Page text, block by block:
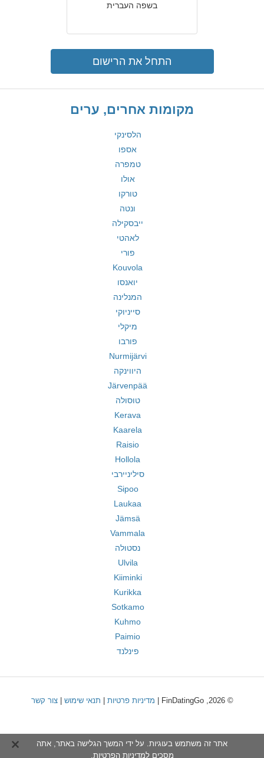
בשפה העברית
התחל את הרישום
מקומות אחרים, ערים
הלסינקי
אספו
טמפרה
אולו
טורקו
ונטה
ייבסקילה
לאהטי
פורי
Kouvola
יואנסו
המנלינה
סייניוקי
מיקלי
פורבו
Nurmijärvi
היווינקה
Järvenpää
טוסולה
Kerava
Kaarela
Raisio
Hollola
סיליניירבי
Sipoo
Laukaa
Jämsä
Vammala
נסטולה
Ulvila
Kiiminki
Kurikka
Sotkamo
Kuhmo
Paimio
פינלנד
© 2026, FinDatingGo | מדיניות פרטיות תנאי שימוש |צור קשר
אתר זה משתמש בעוגיות. על ידי המשך הגלישה באתר, אתה
מסכים למדיניות הפרטיות.